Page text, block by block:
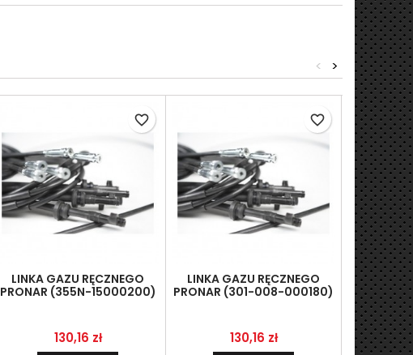
>
<
LINKA GAZU RĘCZNEGO
PRONAR (355N-15000200)
Ár
130,16 zł
favorite_border
LINKA GAZU RĘCZNEGO
PRONAR (301-008-000180)
Ár
130,16 zł
favorite_border
LINKA